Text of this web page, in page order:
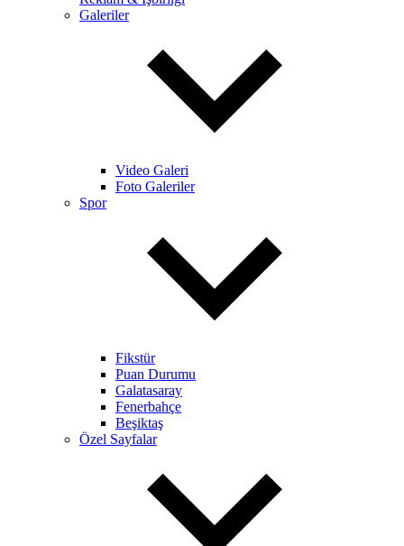
Galeriler
Video Galeri
Foto Galeriler
Spor
Fikstür
Puan Durumu
Galatasaray
Fenerbahçe
Beşiktaş
Özel Sayfalar